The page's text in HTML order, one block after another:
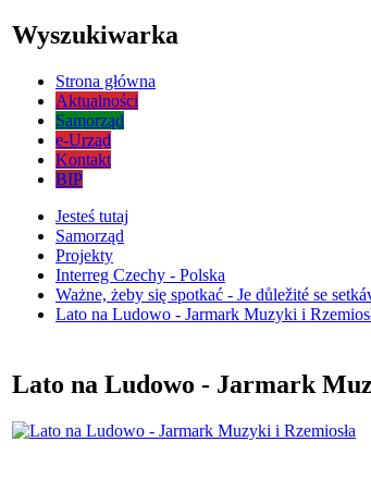
Wyszukiwarka
Strona główna
Aktualności
Samorząd
e-Urząd
Kontakt
BIP
Jesteś tutaj
Samorząd
Projekty
Interreg Czechy - Polska
Ważne, żeby się spotkać - Je důležité se
Lato na Ludowo - Jarmark Muzyki i
Lato na Ludowo - Jarmark